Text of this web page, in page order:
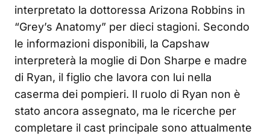
interpretato la dottoressa Arizona Robbins in
“Grey’s Anatomy” per dieci stagioni. Secondo
le informazioni disponibili, la Capshaw
interpreterà la moglie di Don Sharpe e madre
di Ryan, il figlio che lavora con lui nella
caserma dei pompieri. Il ruolo di Ryan non è
stato ancora assegnato, ma le ricerche per
completare il cast principale sono attualmente